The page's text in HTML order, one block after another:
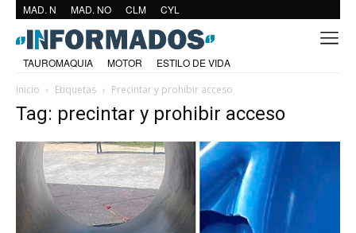
MAD. N MAD. NO CLM CYL
TAUROMAQUIA MOTOR
ESTILO DE VIDA
Inicio
Etiquetas Precintar y prohibir acceso
Tag: precintar y prohibir acceso